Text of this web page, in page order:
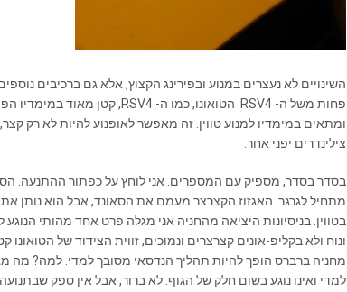
ומתאים במימדיו למנוע טווין. זה מאפשר לאופנוע להיות לא רק
צילינדרים יפני אחר.
בסדר בסדר, מספיק עם המספרים. אני לוחץ על כפתור ההתנעה.
מתחיל לגרגר. האגזוז הקצרצר מעמם את הסאונד, אבל הוא נותן
בטווין. בניסיונות היציאה מהחניה אני מגלה פרט אחד מהותי
ונוח ולא בקליפ-אונים קצרצרים ונמוכים, זווית הצידוד של
מחניה ברברס הופך להיות תהליך הנדסאי מסובך למדי. למה? מה
למדי ואינו נוגע בשום חלק של הגוף. לא ברור, אבל אין ספק שבתנועה